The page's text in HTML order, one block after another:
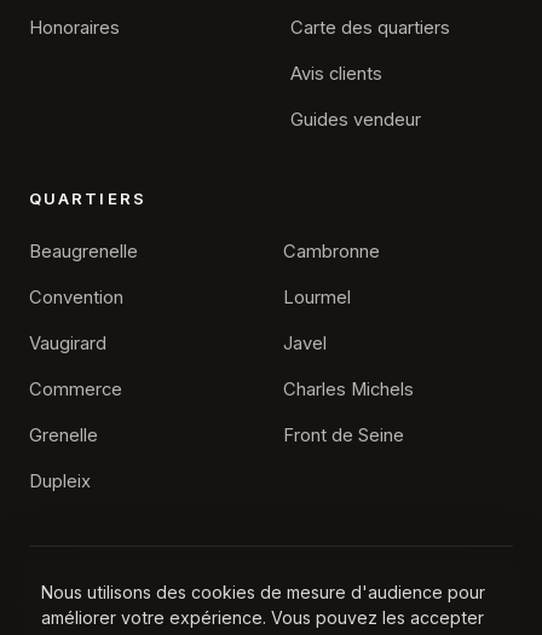
Honoraires Carte des quartiers
Avis clients
Guides vendeur
QUARTIERS
Beaugrenelle
Convention
Vaugirard
Commerce
Grenelle
Dupleix
Cambronne
Lourmel
Javel
Charles Michels
Front de Seine
© 2026 Agence Immobilière Paris 15, Tous droits réservés
Contact·Mentions légales·Confidentialité
Nous utilisons des cookies de mesure d'audience pour
améliorer votre expérience. Vous pouvez les accepter
Agence immobilière Paris 15